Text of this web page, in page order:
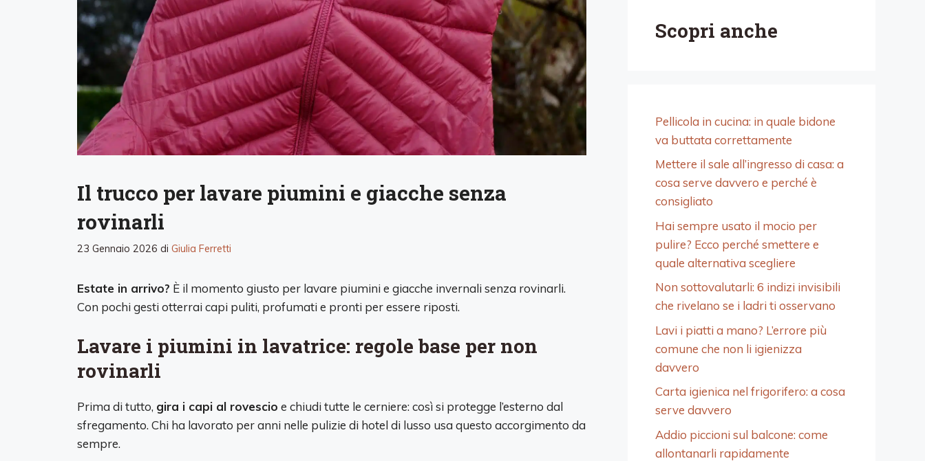
Il trucco per lavare piumini e giacche senza
rovinarli
23 Gennaio 2026 di Giulia Ferretti
Estate in arrivo? È il momento giusto per lavare piumini e giacche invernali senza rovinarli.
Con pochi gesti otterrai capi puliti, profumati e pronti per essere riposti.
Lavare i piumini in lavatrice: regole base per non
rovinarli
Prima di tutto, gira i capi al rovescio e chiudi tutte le cerniere: così si protegge l’esterno dal
sfregamento. Chi ha lavorato per anni nelle pulizie di hotel di lusso usa questo accorgimento da
sempre.
Scopri anche
Pellicola in cucina: in quale bidone
va buttata correttamente
Mettere il sale all’ingresso di casa: a
cosa serve davvero e perché è
consigliato
Hai sempre usato il mocio per
pulire? Ecco perché smettere e
quale alternativa scegliere
Non sottovalutarli: 6 indizi invisibili
che rivelano se i ladri ti osservano
Lavi i piatti a mano? L’errore più
comune che non li igienizza
davvero
Carta igienica nel frigorifero: a cosa
serve davvero
Addio piccioni sul balcone: come
allontanarli rapidamente